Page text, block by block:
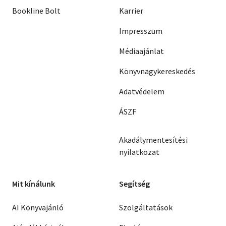
Bookline Bolt
Karrier
Impresszum
Médiaajánlat
Könyvnagykereskedés
Adatvédelem
ÁSZF
Akadálymentesítési
nyilatkozat
Mit kínálunk
AI Könyvajánló
Segítség
Szolgáltatások